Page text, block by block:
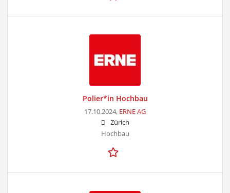
Polier*in Hochbau
17.10.2024, ERNE AG
Zürich
Hochbau